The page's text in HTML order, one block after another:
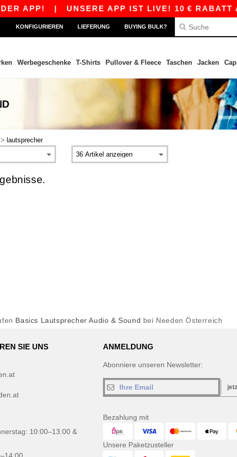
APP!| UNSERE APP IST LIVE! 10 € RABATT
KONFIGURIEREN LIEFERUNG BUYING BULK?
Werbegeschenke T-Shirts Pullover & Fleece Taschen Jacken
> lautsprecher
Basics Lautsprecher Audio & Sound bei Needen Österreich
SIE UNS
10:00–13:00 &
ANMELDUNG
Abonniere unseren Newsletter:
Bezahlung mit
Unsere Paketzusteller